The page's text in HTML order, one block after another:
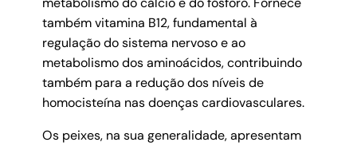
também vitamina B12, fundamental à
regulação do sistema nervoso e ao
metabolismo dos aminoácidos, contribuindo
também para a redução dos níveis de
homocisteína nas doenças cardiovasculares.
Os peixes, na sua generalidade, apresentam